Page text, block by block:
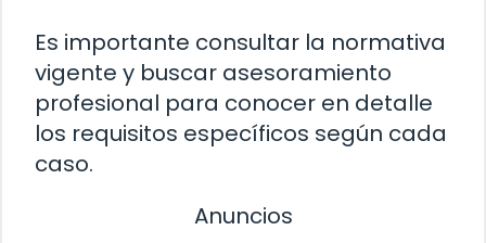
Es importante consultar la normativa
vigente y buscar asesoramiento
profesional para conocer en detalle
los requisitos específicos según cada
caso.
Anuncios